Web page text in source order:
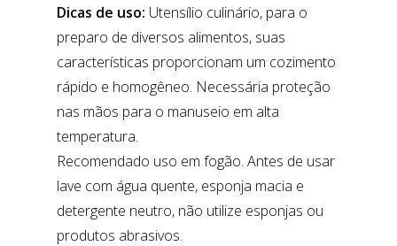
Dicas de uso: Utensílio culinário, para o
preparo de diversos alimentos, suas
características proporcionam um cozimento
rápido e homogêneo. Necessária proteção
nas mãos para o manuseio em alta
temperatura.
Recomendado uso em fogão. Antes de usar
lave com água quente, esponja macia e
detergente neutro, não utilize esponjas ou
produtos abrasivos.